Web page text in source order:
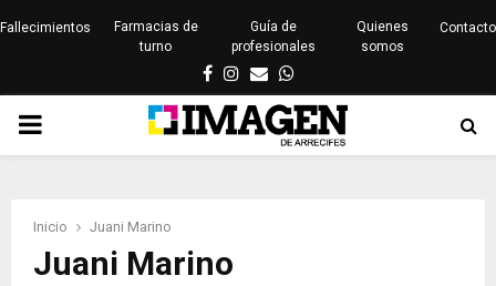
Fallecimientos
Farmacias de
turno
Guía de
profesionales
Quienes
somos
Contacto
Facebook
Instagram
EmailWhatsapp
PRIMARY
Inicio Juani Marino
Juani Marino